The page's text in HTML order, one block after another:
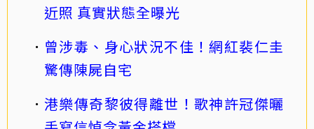
近照 真實狀態全曝光
曾涉毒、身心狀況不佳！網紅裴仁圭
驚傳陳屍自宅
港樂傳奇黎彼得離世！歌神許冠傑曬